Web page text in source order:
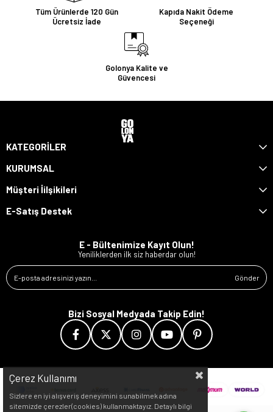
Tüm Ürünlerde 120 Gün
Ücretsiz İade
Kapıda Nakit Ödeme
Seçeneği
Golonya Kalite ve
Güvencesi
KATEGORİLER
KURUMSAL
Müşteri İilşikileri
E-Satış Destek
E - Bültenimize Kayıt Olun!
Yeniliklerden ilk siz haberdar olun!
Gönder
Bizi Sosyal Medyada Takip Edin!
Çerez Kullanımı
Sizlere en iyi alışveriş deneyimini sunabilmek adına
sitemizde çerezler(cookies) kullanmaktayız. Detaylı bilgi